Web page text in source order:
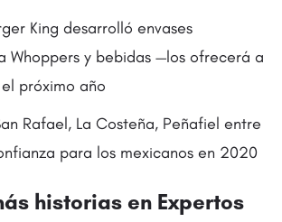
King desarrolló envases
Whoppers y bebidas —los ofrecerá a
próximo año
Rafael, La Costeña, Peñafiel entre
para los mexicanos en 2020
historias en Expertos